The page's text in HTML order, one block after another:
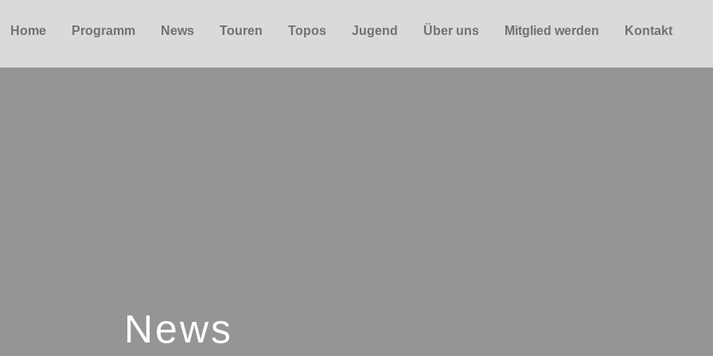
Home Programm News Touren Topos Jugend Über uns Mitglied werden Kontakt
News